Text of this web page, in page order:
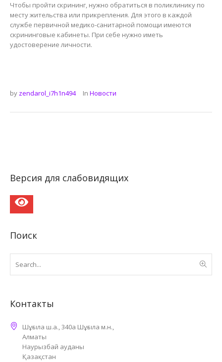
Чтобы пройти скрининг, нужно обратиться в поликлинику по
месту жительства или прикрепления. Для этого в каждой
службе первичной медико-санитарной помощи имеются
скрининговые кабинеты. При себе нужно иметь
удостоверение личности.
by zendarol_i7h1n494 In Новости
Версия для слабовидящих
Поиск
Контакты
Шұғыла ш.а., 340а Шұғыла м.н.,
Алматы
Наурызбай ауданы
Қазақстан